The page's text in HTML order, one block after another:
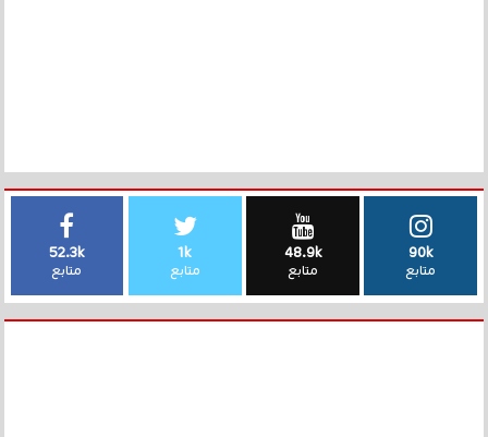
52.3k
متابع
1k
متابع
48.9k
متابع
90k
متابع